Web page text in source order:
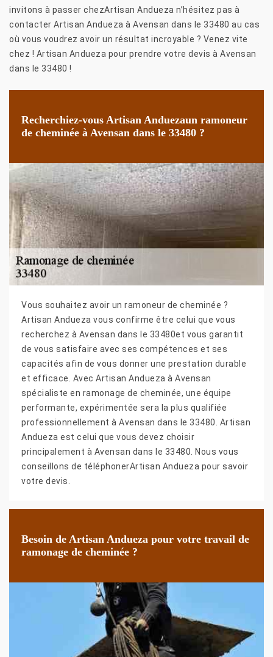
invitons à passer chezArtisan Andueza n’hésitez pas à
contacter Artisan Andueza à Avensan dans le 33480 au cas
où vous voudrez avoir un résultat incroyable ? Venez vite
chez ! Artisan Andueza pour prendre votre devis à Avensan
dans le 33480 !
Recherchiez-vous Artisan Anduezaun ramoneur
de cheminée à Avensan dans le 33480 ?
Vous souhaitez avoir un ramoneur de cheminée ?
Artisan Andueza vous confirme être celui que vous
recherchez à Avensan dans le 33480et vous garantit
de vous satisfaire avec ses compétences et ses
capacités afin de vous donner une prestation durable
et efficace. Avec Artisan Andueza à Avensan
spécialiste en ramonage de cheminée, une équipe
performante, expérimentée sera la plus qualifiée
professionnellement à Avensan dans le 33480. Artisan
Andueza est celui que vous devez choisir
principalement à Avensan dans le 33480. Nous vous
conseillons de téléphonerArtisan Andueza pour savoir
votre devis.
Besoin de Artisan Andueza pour votre travail de
ramonage de cheminée ?